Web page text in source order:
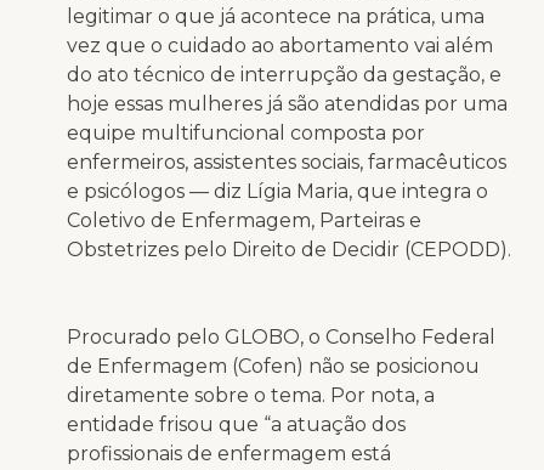
legitimar o que já acontece na prática, uma
vez que o cuidado ao abortamento vai além
do ato técnico de interrupção da gestação, e
hoje essas mulheres já são atendidas por uma
equipe multifuncional composta por
enfermeiros, assistentes sociais, farmacêuticos
e psicólogos — diz Lígia Maria, que integra o
Coletivo de Enfermagem, Parteiras e
Obstetrizes pelo Direito de Decidir (CEPODD).
Procurado pelo GLOBO, o Conselho Federal
de Enfermagem (Cofen) não se posicionou
diretamente sobre o tema. Por nota, a
entidade frisou que “a atuação dos
profissionais de enfermagem está